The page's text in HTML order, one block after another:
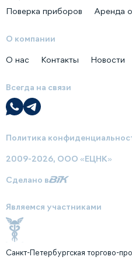
Поверка приборов
Аренда
О компании
О нас Контакты Новости
Всегда на связи
Политика
2009-2026, ООО «ЕЦНК»
Сделано в
Являемся участниками
Санкт-Петербургская торгово-